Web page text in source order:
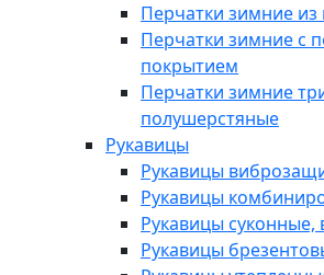
Перчатки зимние из
Перчатки зимние с
покрытием
Перчатки зимние
полушерстяные
Рукавицы
Рукавицы
Рукавицы
Рукавицы суконные,
Рукавицы